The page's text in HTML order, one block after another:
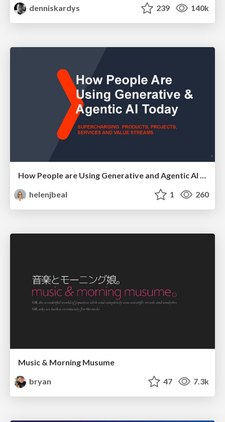
denniskardys
239 140k
How People are Using Generative and Agentic AI to Supercharge Their Products, Projects, Services and Value Streams Today
helenjbeal
1 260
Music & Morning Musume
bryan
47 7.3k